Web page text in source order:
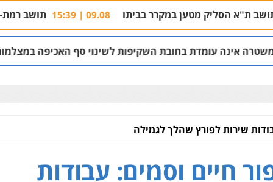
במקרר בביתו 09.08 | 15:39 תושב רמת-גן יואשם בחבלות במשרדי חדשות
בחובת השקיפות לשינוי סף האכיפה במצלמות מהירות | 13:09
שירות לפורץ שהלך לגמילה
חיים וסמים: עבודות